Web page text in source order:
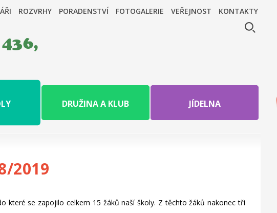
ROZVRHY PORADENSTVÍ FOTOGALERIE VEŘEJNOST KONTAKTY
DRUŽINA A KLUB JÍDELNA
2019
které se zapojilo celkem 15 žáků naší školy. Z těchto žáků nakonec tři